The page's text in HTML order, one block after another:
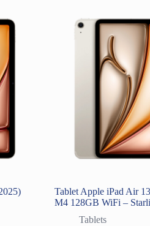
Tablet Apple iPad Air
M4 128GB WiFi –
Tablets